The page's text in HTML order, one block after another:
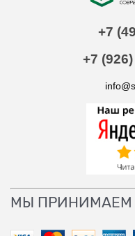
+7
+7
МЫ ПРИНИМАЕМ